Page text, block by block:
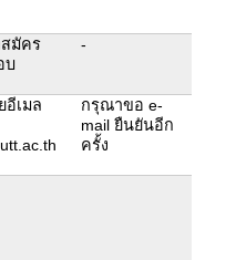
มัคร
บ
-
อีเมล
กรุณาขอ e-
mail ยืนยันอีก
ครั้ง